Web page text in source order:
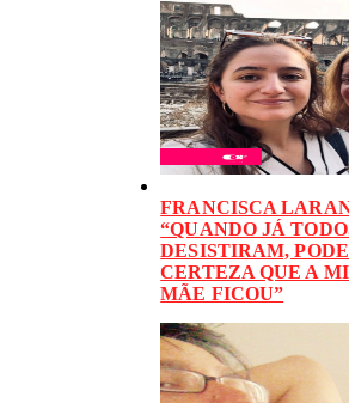
FRANCISCA
“QUANDO JÁ
DESISTIRAM,
CERTEZA QUE A
MÃE FICOU”